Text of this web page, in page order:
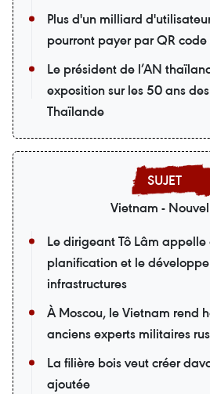
Plus d'un milliard
pourront payer par QR
Le président de l’AN
exposition sur les 50 ans
Thaïlande
Vietnam -
Le dirigeant Tô Lâm
planification et le
infrastructures
À Moscou, le Vietnam rend
anciens experts militaires
La filière bois veut créer
ajoutée